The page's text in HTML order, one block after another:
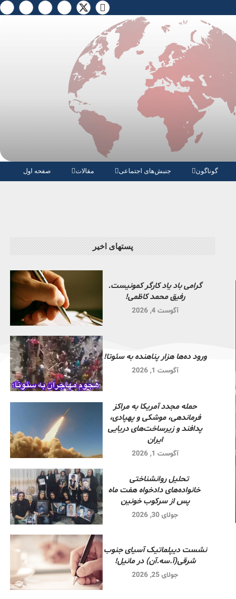
صفحە اول مقالات جنبش‌های اجتماعی گوناگون
پستهای اخیر
گرامی باد یاد کارگر کمونیست.
رفیق محمد کاظمی!
آگوست 4, 2026
ورود ده‌ها هزار پناهنده به سئوتا!
آگوست 1, 2026
حمله مجدد آمریکا به مراکز
فرماندهی، موشکی و پهپادی،
پدافند و زیرساخت‌های دریایی
ایران
آگوست 1, 2026
تحلیل روانشناختی
خانواده‌های دادخواه هفت ماه
پس از سرکوب خونین
جولای 30, 2026
نشست دیپلماتیک آسیای جنوب
شرقی‌(آ.سه.آن) در مانیل!
جولای 25, 2026